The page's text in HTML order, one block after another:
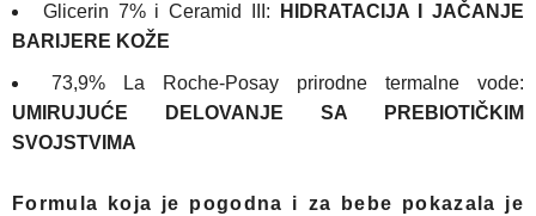
Glicerin 7% i Ceramid III:
HIDRATACIJA I JAČANJE
BARIJERE KOŽE
73,9% La Roche-Posay prirodne termalne vode:
UMIRUJUĆE DELOVANJE SA PREBIOTIČKIM
SVOJSTVIMA
Formula koja je pogodna i za bebe pokazala je